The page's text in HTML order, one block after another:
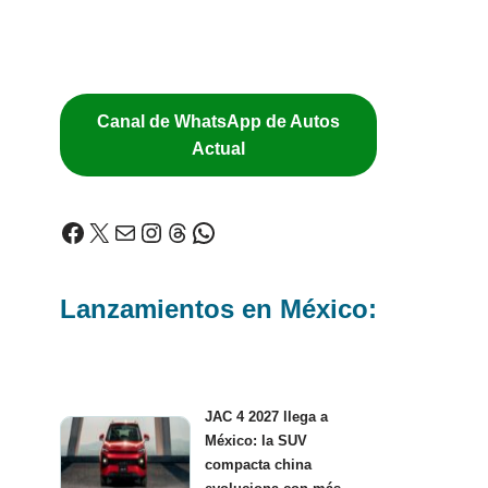
Canal de WhatsApp de Autos
Actual
Lanzamientos en México:
JAC 4 2027 llega a
México: la SUV
compacta china